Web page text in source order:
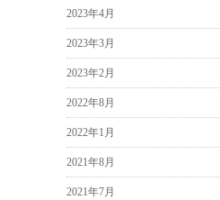
2023年4月
2023年3月
2023年2月
2022年8月
2022年1月
2021年8月
2021年7月